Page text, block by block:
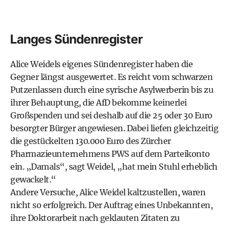
Langes Sündenregister
Alice Weidels eigenes Sündenregister haben die
Gegner längst ausgewertet. Es reicht vom schwarzen
Putzenlassen durch eine syrische Asylwerberin bis zu
ihrer Behauptung, die AfD bekomme keinerlei
Großspenden und sei deshalb auf die 25 oder 30 Euro
besorgter Bürger angewiesen. Dabei liefen gleichzeitig
die gestückelten 130.000 Euro des Zürcher
Pharmazieunternehmens PWS auf dem Parteikonto
ein. „Damals“, sagt Weidel, „hat mein Stuhl erheblich
gewackelt.“
Andere Versuche, Alice Weidel kaltzustellen, waren
nicht so erfolgreich. Der Auftrag eines Unbekannten,
ihre Doktorarbeit nach geklauten Zitaten zu